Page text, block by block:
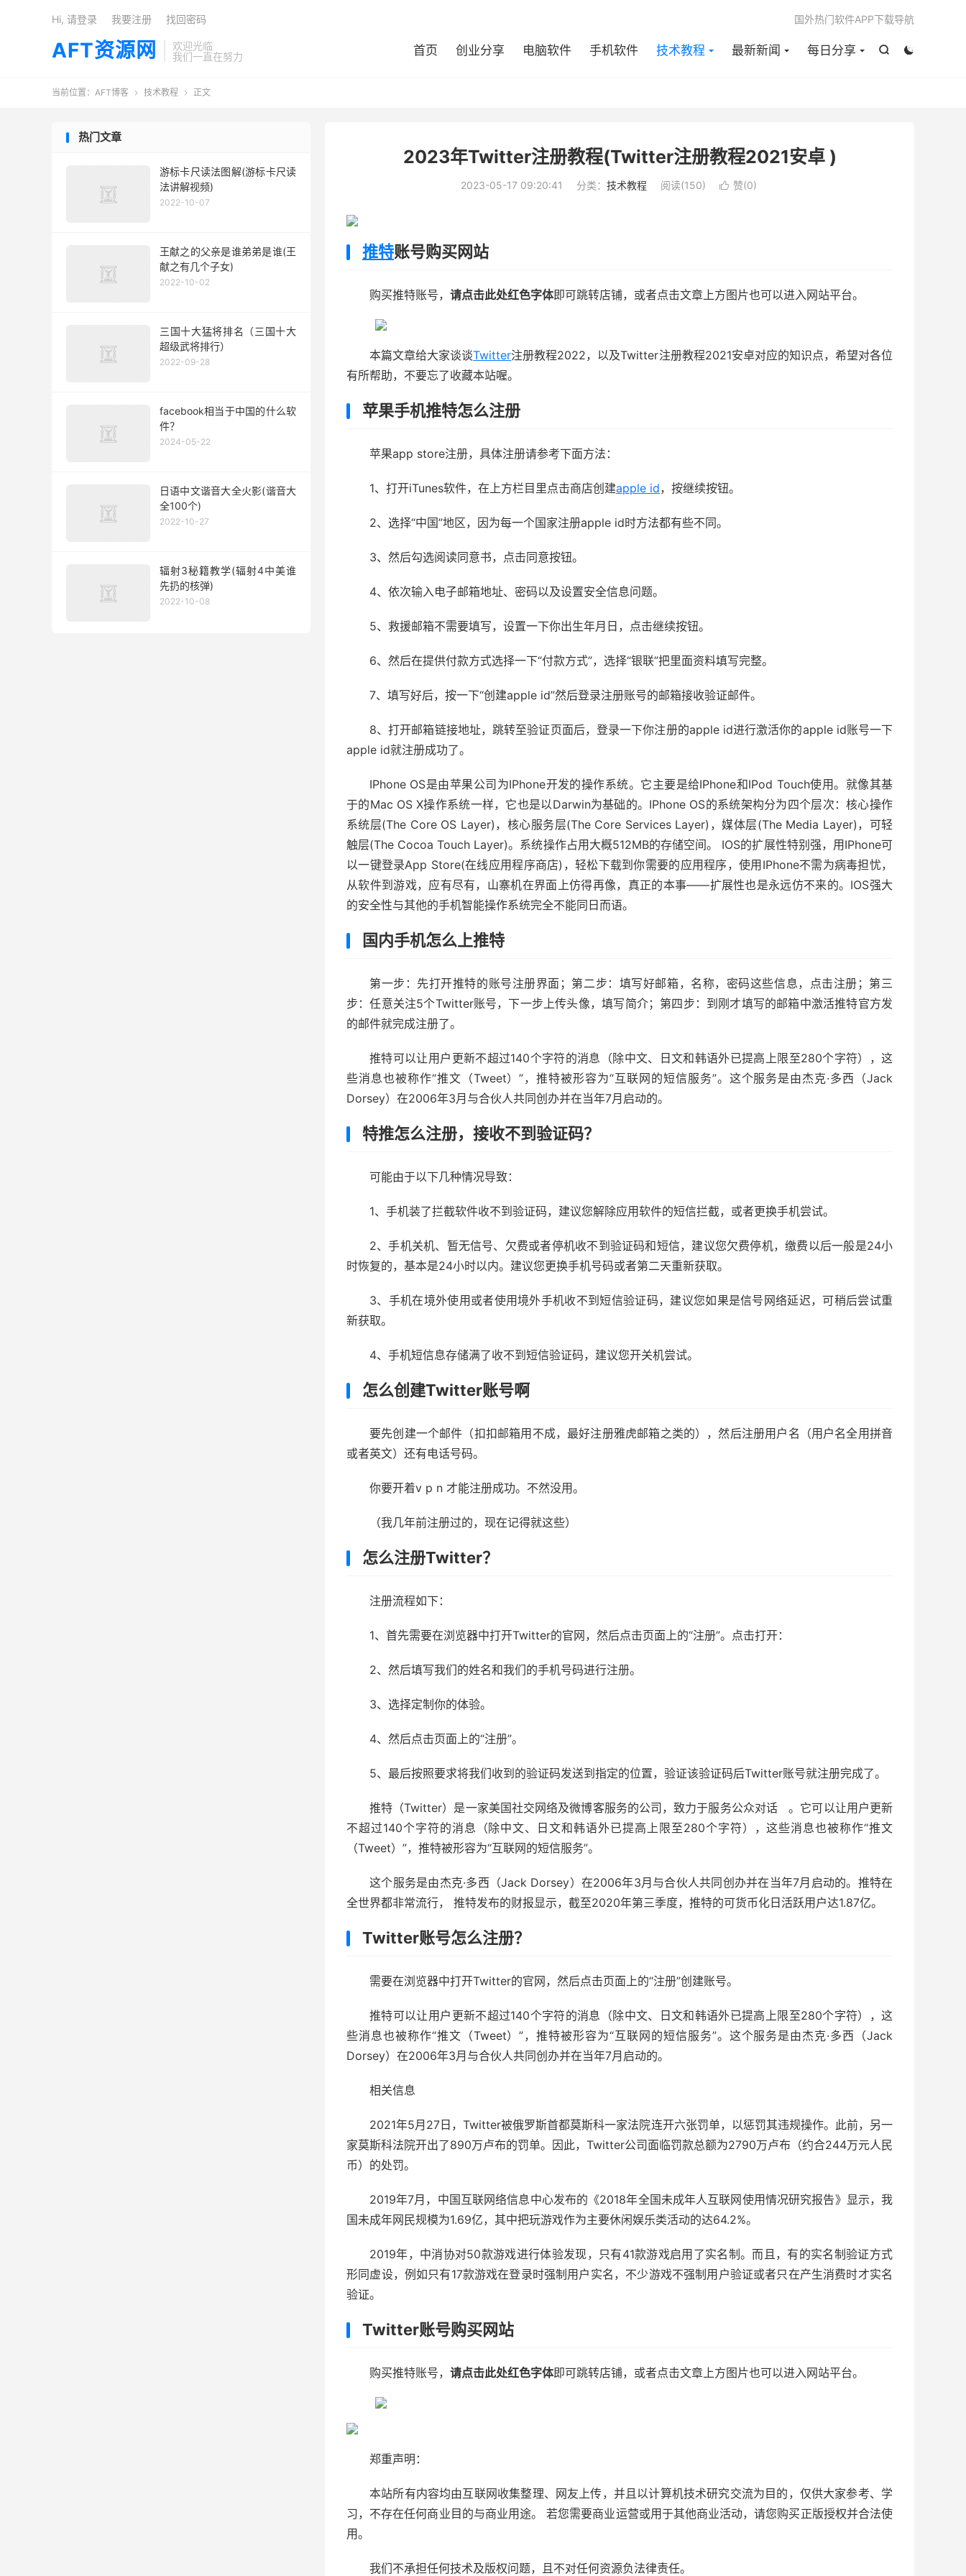
AFT资源网
欢迎光临
我们一直在努力


首页 创业分享 电脑软件 手机软件 技术教程 最新新闻 每日分享
国外热门软件APP下载导航
Hi, 请登录 我要注册 找回密码
当前位置： AFT博客  技术教程  正文
2023年Twitter注册教程(Twitter注册教程2021安卓 )
2023-05-17 09:20:41 分类： 技术教程 阅读(150)  赞(0)
推特账号购买网站
购买推特账号， 请点击此处红色字体即可跳转店铺，或者点击文章上方图片也可以进入网站平台。
本篇文章给大家谈谈Twitter注册教程2022，以及Twitter注册教程2021安卓对应的知识点，希望对各位
有所帮助，不要忘了收藏本站喔。
苹果手机推特怎么注册
苹果app store注册，具体注册请参考下面方法：
1、打开iTunes软件，在上方栏目里点击商店创建apple id，按继续按钮。
2、选择“中国”地区，因为每一个国家注册apple id时方法都有些不同。
3、然后勾选阅读同意书，点击同意按钮。
4、依次输入电子邮箱地址、密码以及设置安全信息问题。
5、救援邮箱不需要填写，设置一下你出生年月日，点击继续按钮。
6、然后在提供付款方式选择一下“付款方式”，选择“银联”把里面资料填写完整。
7、填写好后，按一下“创建apple id”然后登录注册账号的邮箱接收验证邮件。
8、打开邮箱链接地址，跳转至验证页面后，登录一下你注册的apple id进行激活你的apple id账号一下
apple id就注册成功了。
IPhone OS是由苹果公司为IPhone开发的操作系统。它主要是给IPhone和IPod Touch使用。就像其基
于的Mac OS X操作系统一样，它也是以Darwin为基础的。IPhone OS的系统架构分为四个层次：核心操作
系统层(The Core OS Layer)，核心服务层(The Core Services Layer)，媒体层(The Media Layer)，可轻
触层(The Cocoa Touch Layer)。系统操作占用大概512MB的存储空间。 IOS的扩展性特别强，用IPhone可
以一键登录App Store(在线应用程序商店)，轻松下载到你需要的应用程序，使用IPhone不需为病毒担忧，
从软件到游戏，应有尽有，山寨机在界面上仿得再像，真正的本事——扩展性也是永远仿不来的。IOS强大
的安全性与其他的手机智能操作系统完全不能同日而语。
国内手机怎么上推特
第一步：先打开推特的账号注册界面；第二步：填写好邮箱，名称，密码这些信息，点击注册；第三
步：任意关注5个Twitter账号，下一步上传头像，填写简介；第四步：到刚才填写的邮箱中激活推特官方发
的邮件就完成注册了。
推特可以让用户更新不超过140个字符的消息（除中文、日文和韩语外已提高上限至280个字符），这
些消息也被称作“推文（Tweet）”，推特被形容为“互联网的短信服务”。这个服务是由杰克·多西（Jack
Dorsey）在2006年3月与合伙人共同创办并在当年7月启动的。
特推怎么注册，接收不到验证码？
可能由于以下几种情况导致：
1、手机装了拦截软件收不到验证码，建议您解除应用软件的短信拦截，或者更换手机尝试。
2、手机关机、暂无信号、欠费或者停机收不到验证码和短信，建议您欠费停机，缴费以后一般是24小
时恢复的，基本是24小时以内。建议您更换手机号码或者第二天重新获取。
3、手机在境外使用或者使用境外手机收不到短信验证码，建议您如果是信号网络延迟，可稍后尝试重
新获取。
4、手机短信息存储满了收不到短信验证码，建议您开关机尝试。
怎么创建Twitter账号啊
要先创建一个邮件（扣扣邮箱用不成，最好注册雅虎邮箱之类的），然后注册用户名（用户名全用拼音
或者英文）还有电话号码。
你要开着v p n 才能注册成功。不然没用。
（我几年前注册过的，现在记得就这些）
怎么注册Twitter？
注册流程如下：
1、首先需要在浏览器中打开Twitter的官网，然后点击页面上的“注册”。点击打开：
2、然后填写我们的姓名和我们的手机号码进行注册。
3、选择定制你的体验。
4、然后点击页面上的“注册”。
5、最后按照要求将我们收到的验证码发送到指定的位置，验证该验证码后Twitter账号就注册完成了。
推特（Twitter）是一家美国社交网络及微博客服务的公司，致力于服务公众对话 。它可以让用户更新
不超过140个字符的消息（除中文、日文和韩语外已提高上限至280个字符），这些消息也被称作“推文
（Tweet）”，推特被形容为“互联网的短信服务”。
这个服务是由杰克·多西（Jack Dorsey）在2006年3月与合伙人共同创办并在当年7月启动的。推特在
全世界都非常流行， 推特发布的财报显示，截至2020年第三季度，推特的可货币化日活跃用户达1.87亿。
Twitter账号怎么注册？
需要在浏览器中打开Twitter的官网，然后点击页面上的“注册”创建账号。
推特可以让用户更新不超过140个字符的消息（除中文、日文和韩语外已提高上限至280个字符），这
些消息也被称作“推文（Tweet）”，推特被形容为“互联网的短信服务”。这个服务是由杰克·多西（Jack
Dorsey）在2006年3月与合伙人共同创办并在当年7月启动的。
相关信息
2021年5月27日，Twitter被俄罗斯首都莫斯科一家法院连开六张罚单，以惩罚其违规操作。此前，另一
家莫斯科法院开出了890万卢布的罚单。因此，Twitter公司面临罚款总额为2790万卢布（约合244万元人民
币）的处罚。
2019年7月，中国互联网络信息中心发布的《2018年全国未成年人互联网使用情况研究报告》显示，我
国未成年网民规模为1.69亿，其中把玩游戏作为主要休闲娱乐类活动的达64.2%。
2019年，中消协对50款游戏进行体验发现，只有41款游戏启用了实名制。而且，有的实名制验证方式
形同虚设，例如只有17款游戏在登录时强制用户实名，不少游戏不强制用户验证或者只在产生消费时才实名
验证。
Twitter账号购买网站
购买推特账号， 请点击此处红色字体即可跳转店铺，或者点击文章上方图片也可以进入网站平台。
郑重声明：
本站所有内容均由互联网收集整理、网友上传，并且以计算机技术研究交流为目的，仅供大家参考、学
习，不存在任何商业目的与商业用途。 若您需要商业运营或用于其他商业活动，请您购买正版授权并合法使
用。
我们不承担任何技术及版权问题，且不对任何资源负法律责任。
热门文章
游标卡尺读法图解(游标卡尺读
法讲解视频)
2022-10-07
王献之的父亲是谁弟弟是谁(王
献之有几个子女)
2022-10-02
三国十大猛将排名（三国十大
超级武将排行）
2022-09-28
facebook相当于中国的什么软
件？
2024-05-22
日语中文谐音大全火影(谐音大
全100个)
2022-10-27
辐射3秘籍教学(辐射4中美谁
先扔的核弹)
2022-10-08